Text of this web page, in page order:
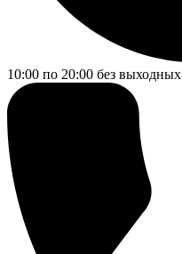
10:00 по 20:00 без выходных